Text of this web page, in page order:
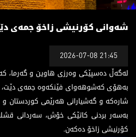
شەوانی کۆرنیشی زاخۆ جمەی دێت
شەوانی کۆرنیشی زاخۆ جمەی
2026-07-08 21:45
لەگەڵ دەسپێکی وەرزی هاوین و گەرما،
بەهۆی کەشوهەوای فێنکەوە جمەی دێت،
شارەکە و گەشیارانی هەرێمی کوردستان و
بەسەر بردنی کاتێکی خۆش، سەردانی
کۆرنیشی زاخۆ دەکەن.